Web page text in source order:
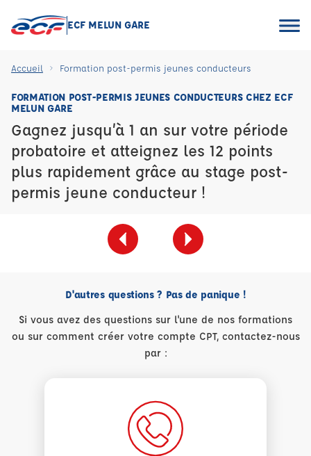
ECF MELUN GARE
Accueil Formation post-permis jeunes conducteurs
FORMATION POST-PERMIS JEUNES CONDUCTEURS CHEZ ECF
MELUN GARE
Gagnez jusqu’à 1 an sur votre période
probatoire et atteignez les 12 points
plus rapidement grâce au stage post-
permis jeune conducteur !
D'autres questions ? Pas de panique !
Si vous avez des questions sur l'une de nos formations
ou sur comment créer votre compte CPT, contactez-nous
par :